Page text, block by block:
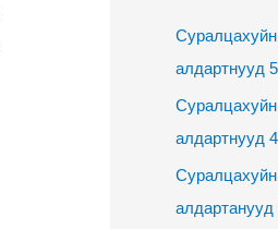
алдартнууд 5
алдартнууд 4
алдартанууд